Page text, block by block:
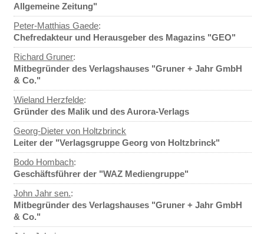
Allgemeine Zeitung"
Peter-Matthias Gaede:
Chefredakteur und Herausgeber des Magazins "GEO"
Richard Gruner:
Mitbegründer des Verlagshauses "Gruner + Jahr GmbH
& Co."
Wieland Herzfelde:
Gründer des Malik und des Aurora-Verlags
Georg-Dieter von Holtzbrinck
Leiter der "Verlagsgruppe Georg von Holtzbrinck"
Bodo Hombach:
Geschäftsführer der "WAZ Mediengruppe"
John Jahr sen.:
Mitbegründer des Verlagshauses "Gruner + Jahr GmbH
& Co."